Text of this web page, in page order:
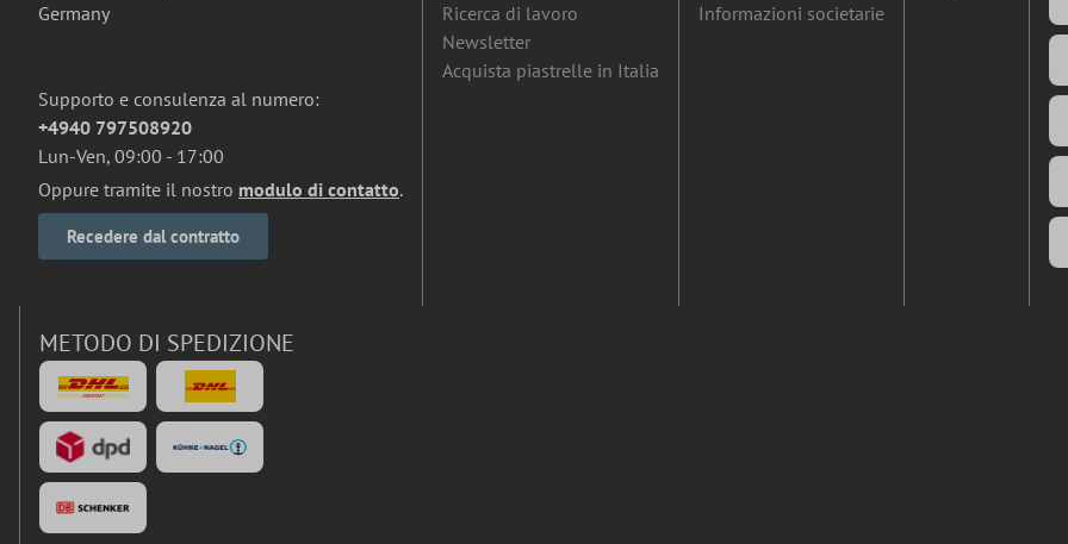
Germany
Supporto e consulenza al numero:
+4940 797508920
Lun-Ven, 09:00 - 17:00
Oppure tramite il nostro modulo di contatto.
Recedere dal contratto
Ricerca di lavoro
Newsletter
Acquista piastrelle in Italia
Informazioni societarie
METODO DI SPEDIZIONE